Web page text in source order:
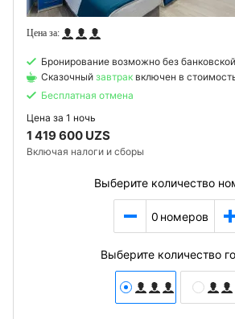
Бронирование возможно без
Сказочный завтрак включен в
Бесплатная отмена
Цена за 1 ночь
1 419 600 UZS
Включая налоги и сборы
Выберите количество
0 номеров
Выберите количество